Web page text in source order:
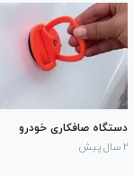
دستگاه صافکاری خودرو
۲ سال پیش